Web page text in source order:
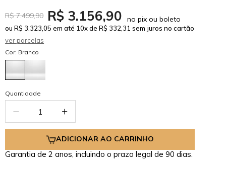
R$ 7.499,90 R$ 3.156,90 no pix ou boleto
ou R$ 3.323,05 em até 10x de R$ 332,31 sem juros no cartão
ver parcelas
Cor: Branco
Quantidade
ADICIONAR AO CARRINHO
Garantia de 2 anos, incluindo o prazo legal de 90 dias.